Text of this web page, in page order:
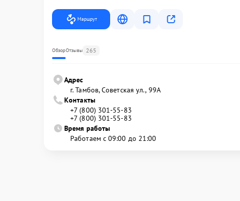
Маршрут
ОбзорОтзывы 265
Адрес
г. Тамбов, Советская ул., 99А
Контакты
+7 (800) 301-55-83
+7 (800) 301-55-83
Время работы
Работаем с 09:00 до 21:00